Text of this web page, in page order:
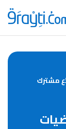
Catégories
مشترك